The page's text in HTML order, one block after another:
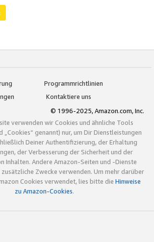
Programmrichtlinien
Kontaktiere uns
© 1996-2025, Amazon.com, Inc.
verwenden wir Cookies und ähnliche Tools
„Cookies“ genannt) nur, um Dir Dienstleistungen
Deiner Authentifizierung, der Erhaltung
der Verbesserung der Sicherheit und der
Inhalten. Andere Amazon-Seiten und -Dienste
Zwecke verwenden. Um mehr darüber
Cookies verwendet, lies bitte die Hinweise
zu Amazon-Cookies.